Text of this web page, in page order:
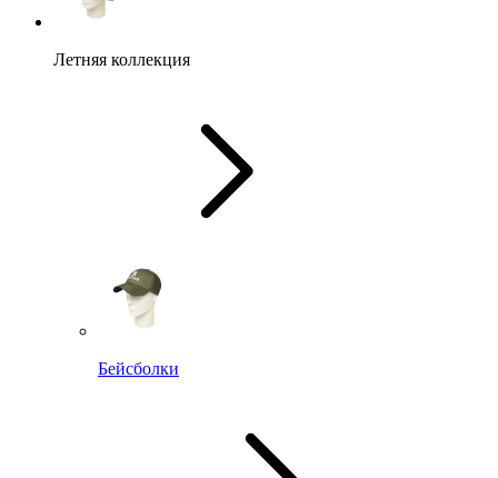
Летняя коллекция
Бейсболки